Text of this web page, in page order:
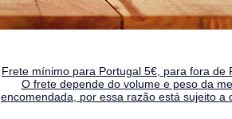
Frete mínimo para Portugal 5€, para fora de
O frete depende do volume e peso da
encomendada, por essa razão está sujeito a